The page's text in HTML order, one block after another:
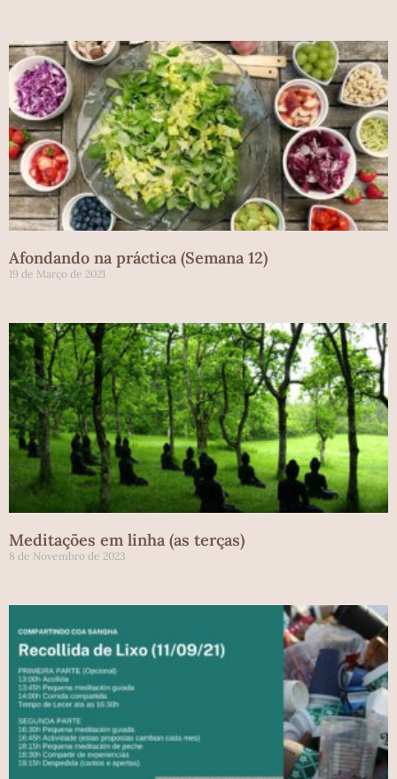
Afondando na práctica (Semana 12)
19 de Março de 2021
Meditações em linha (as terças)
8 de Novembro de 2023